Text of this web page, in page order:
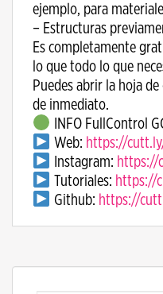
ejemplo, para
– Estructuras
Es completamente
lo que todo lo que
Puedes abrir la hoja
de inmediato.
INFO FullControl
Web: https://
Instagram: https://
Tutoriales: https://
Github: https://